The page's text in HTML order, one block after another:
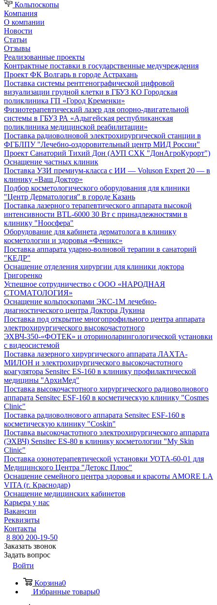
Кольпоскопы
Компания
О компании
Новости
Статьи
Отзывы
Реализованные проекты
Контрактные поставки в государственные медучреждения
Проект ФК Волгарь в городе Астрахань
Поставка системы рентгенографической цифровой
визуализации грудной клетки в ГБУЗ КО Городская
поликлиника ГП «Город Кременки»
Физиотерапевтический лазер для опорно-двигательной
системы в ГБУЗ РА «Адыгейская республиканская
поликлиника медицинской реабилитации»
Поставка радиоволновой электрохирургической станции в
ФГБЛПУ "Лечебно-оздоровительный центр МИД России"
Проект Санаторий Тихий Дон (АУП СХК "ДонАгроКурорт")
Оснащение частных клиник
Поставка УЗИ премиум-класса с ИИ — Voluson Expert 20 — в
клинику «Ваш Доктор»
Подбор косметологического оборудования для клиники
"Центр Дерматология" в городе Казань
Поставка лазерного терапевтического аппарата высокой
интенсивности BTL-6000 30 Вт с принадлежностями в
клинику "Ноосфера"
Оборудование для кабинета дерматолога в клинику
косметологии и здоровья «Феникс»
Поставка аппарата ударно-волновой терапии в санаторий
"КЕДР"
Оснащение отделения хирургии для клиники доктора
Григоренко
Успешное сотрудничество с ООО «НАРОДНАЯ
СТОМАТОЛОГИЯ»
Оснащение кольпоскопами ЭКС-1М лечебно-
диагностического центра Доктора Дукина
Поставка под открытие многопрофильного центра аппарата
электрохирургического высокочастотного
ЭХВЧ-350-«ФОТЕК» и оториноларингологической установки
с видеосистемой
Поставка лазерного хирургического аппарата ЛАХТА-
МИЛОН и электрохирургического высокочастотного
коагулятора Sensitec ES-160 в клинику профилактической
медицины "АрхиМед"
Поставка высокочастотного хирургического радиоволнового
аппарата Sensitec ESF-160 в косметическую клинику "Cosmes
Clinic"
Поставка радиоволнового аппарата Sensitec ESF-160 в
косметическую клинику "Coskin"
Поставка высокочастотного электрохирургического аппарата
(ЭХВЧ) Sensitec ES-80 в клинику косметологии "My Skin
Clinic"
Поставка озонотерапевтической установки УОТА-60-01 для
Медицинского Центра "Детокс Плюс"
Оснащение семейного центра здоровья и красоты AMORE LA
VITA (г. Краснодар)
Оснащение медицинских кабинетов
Карьера у нас
Вакансии
Реквизиты
Контакты
8 800 200-19-50
Заказать звонок
Задать вопрос
Войти
Корзина0
Избранные товары0